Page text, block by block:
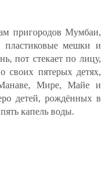
пригородов Мумбаи,
мешки и
пот стекает по лицу,
своих пятерых детях,
Мире, Майе и
детей, рождённых в
капель воды.